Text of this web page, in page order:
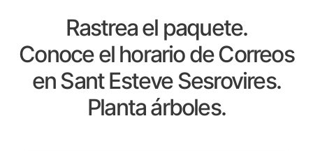
Rastrea el paquete.
Conoce el horario de Correos
en Sant Esteve Sesrovires.
Planta árboles.